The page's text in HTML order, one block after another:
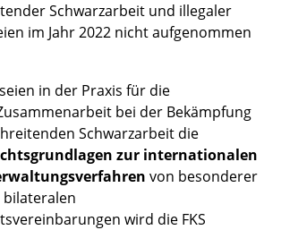
Schwarzarbeit und illegaler
im Jahr 2022 nicht aufgenommen
in der Praxis für die
bei der Bekämpfung
Schwarzarbeit die
zur internationalen
von besonderer
bilateralen
wird die FKS